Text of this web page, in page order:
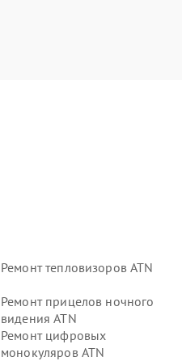
Ремонт тепловизоров ATN
Ремонт прицелов ночного
видения ATN
Ремонт цифровых
монокуляров ATN